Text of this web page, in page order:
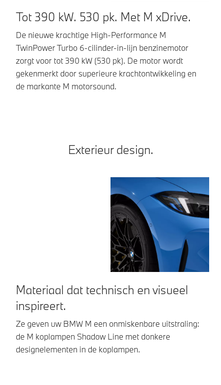
Tot 390 kW. 530 pk. Met M xDrive.
De nieuwe krachtige High-Performance M
TwinPower Turbo 6-cilinder-in-lijn benzinemotor
zorgt voor tot 390 kW (530 pk). De motor wordt
gekenmerkt door superieure krachtontwikkeling en
de markante M motorsound.
Exterieur design.
Materiaal dat technisch en visueel
inspireert.
Ze geven uw BMW M een onmiskenbare uitstraling:
de M koplampen Shadow Line met donkere
designelementen in de koplampen.